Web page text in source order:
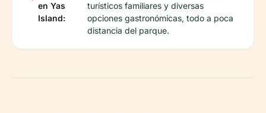
en Yas
Island:
turísticos familiares y diversas
opciones gastronómicas, todo a poca
distancia del parque.